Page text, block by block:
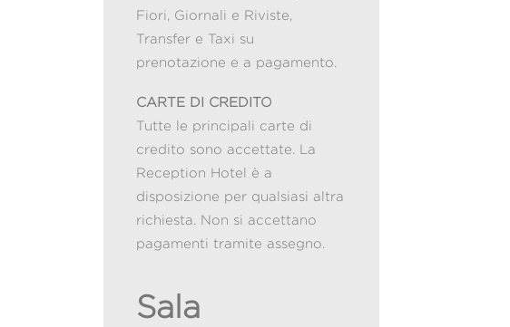
Fiori, Giornali e Riviste,
Transfer e Taxi su
prenotazione e a pagamento.
CARTE DI CREDITO
Tutte le principali carte di
credito sono accettate. La
Reception Hotel è a
disposizione per qualsiasi altra
richiesta. Non si accettano
pagamenti tramite assegno.
Sala